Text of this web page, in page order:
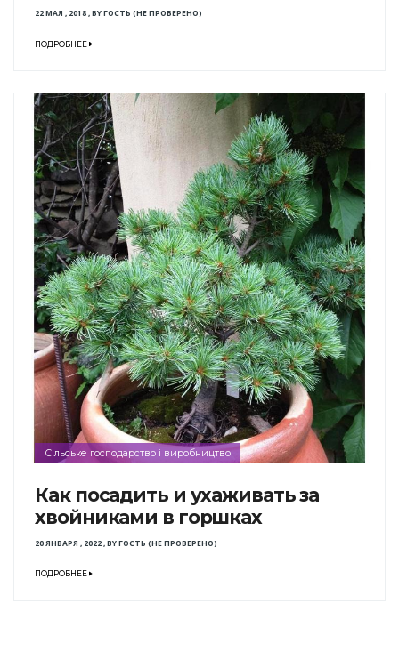
22 МАЯ , 2018,BYГОСТЬ (НЕ ПРОВЕРЕНО)
ПОДРОБНЕЕ
Сільське господарство і виробництво
Как посадить и ухаживать за
хвойниками в горшках
20 ЯНВАРЯ , 2022,BYГОСТЬ (НЕ ПРОВЕРЕНО)
ПОДРОБНЕЕ